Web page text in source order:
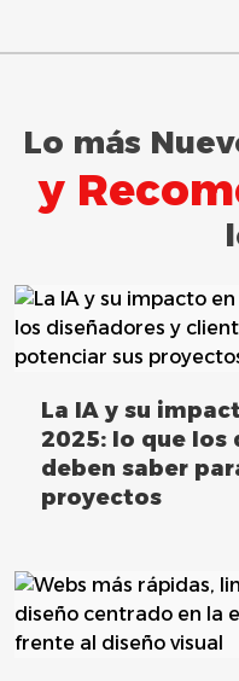
Lo más
y
La IA y su
2025: lo que los
deben saber
proyectos